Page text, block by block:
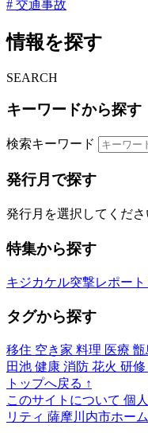
# 交通事故
情報を探す
SEARCH
キーワードから探す
検索キーワード
発行月で探す
発行月を選択してくださ
特集から探す
キジカケル突撃レポート
タグから探す
移住 空き家 料理 医療 甑
田池 健康 消防 花火 研修
トップへ戻る ↑
このサイトについて 個
リティ 薩摩川内市ホー